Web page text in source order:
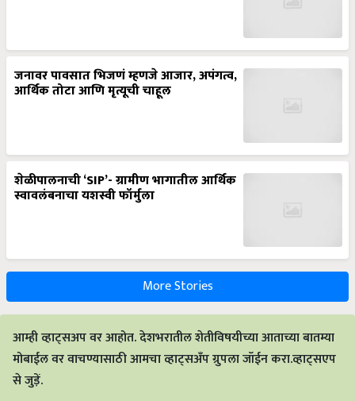
जनावर पावसात भिजणं म्हणजे आजार, अपंगत्व,
आर्थिक तोटा आणि मृत्यूची चाहूल
शेळीपालनाची ‘SIP’- ग्रामीण भागातील आर्थिक
स्वावलंबनाचा यशस्वी फॉर्मुला
More Stories
आम्ही व्हाट्सअप वर आहोत. देशभरातील शेतीविषयीच्या आताच्या बातम्या
मोबाईल वर वाचण्यासाठी आमचा व्हाट्सअँप ग्रुपला जॉईन करा.व्हाट्सएप
से जुड़ें.